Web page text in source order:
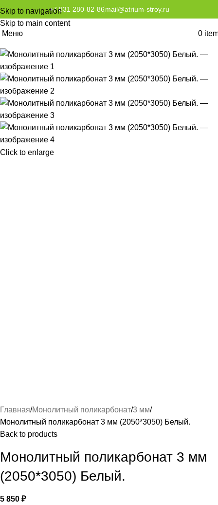
Skip to navigation
Skip to main content
+7 831 280-82-86mail@atrium-stroy.ru
Меню 0
Click to enlarge
Главная Монолитный поликарбонат 3 мм
Монолитный поликарбонат 3 мм (2050*3050) Белый.
Back to products
Монолитный поликарбонат 3 мм
(2050*3050) Белый.
5 850 ₽